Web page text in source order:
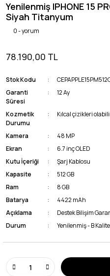
Yenilenmiş IPHONE 15
Siyah Titanyum
0 - yorum
78.190,00 TL
Stok Kodu
Garanti
Süresi
12 Ay
Kozmetik
Durumu
Kılcal çizikleri
Kamera
48 MP
Ekran
6.7 inç OLED
Kutu İçeriği
Şarj Kablosu
Kapasite
512 GB
Ram
8 GB
Batarya
4422 mAh
Açıklama
Destek Bilişim
Durum
Yenilenmiş - B Kalite